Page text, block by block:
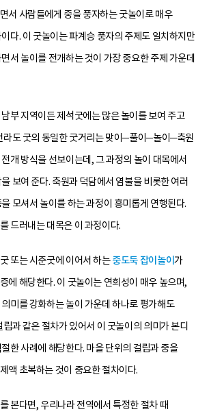
서 사람들에게 중을 풍자하는 굿놀이로 매우
다. 이 굿놀이는 파계승 풍자의 주제도 일치하지만
서 놀이를 전개하는 것이 가장 중요한 주제 가운데
부 지역이든 제석굿에는 많은 놀이를 보여 주고
라도 굿의 동일한 굿거리는 맞이─풀이─놀이─축원
개 방식을 선보이는데, 그 과정의 놀이 대목에서
보여 준다. 축원과 덕담에서 염불을 비롯한 여러
모셔서 놀이를 하는 과정이 흥미롭게 연행된다.
드러내는 대목은 이 과정이다.
또는 시준굿에 이어서 하는중도둑 잡이놀이가
에 해당한다. 이 굿놀이는 연희성이 매우 높으며,
미를 강화하는 놀이 가운데 하나로 평가해도
과 같은 절차가 있어서 이 굿놀이의 의미가 본디
한 사례에 해당한다. 마을 단위의 걸립과 중을
액 초복하는 것이 중요한 절차이다.
본다면, 우리나라 전역에서 특정한 절차 때